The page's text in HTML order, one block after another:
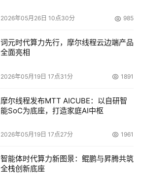
2026年05月26日 10点30分 985
词元时代算力先行，摩尔线程云边端产品
全面亮相
2026年05月19日 17点31分 1891
摩尔线程发布MTT AICUBE：以自研智
能SoC为底座，打造家庭AI中枢
2026年05月19日 17点27分 1961
智能体时代算力新图景：鲲鹏与昇腾共筑
全栈创新底座